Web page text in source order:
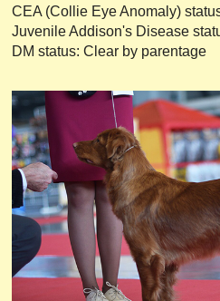
CEA (Collie Eye Anomaly)
Juvenile Addison's Disease
DM status: Clear by parentage